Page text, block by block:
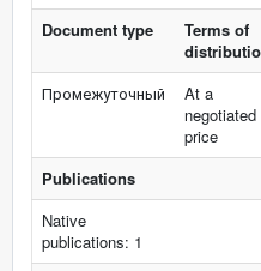
Document type
Terms of
Промежуточный
At a
negotiated
price
Publications
Native
publications: 1